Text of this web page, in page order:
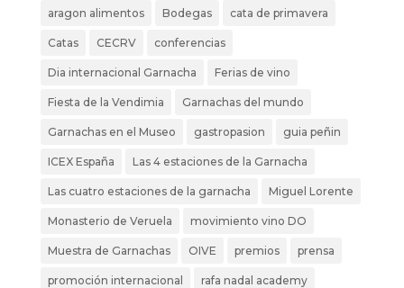
aragon alimentos Bodegas cata de primavera
Catas CECRV conferencias
Dia internacional Garnacha Ferias de vino
Fiesta de la Vendimia Garnachas del mundo
Garnachas en el Museo gastropasion guia peñin
ICEX España Las 4 estaciones de la Garnacha
Las cuatro estaciones de la garnacha Miguel Lorente
Monasterio de Veruela movimiento vino DO
Muestra de Garnachas OIVE premios prensa
promoción internacional rafa nadal academy